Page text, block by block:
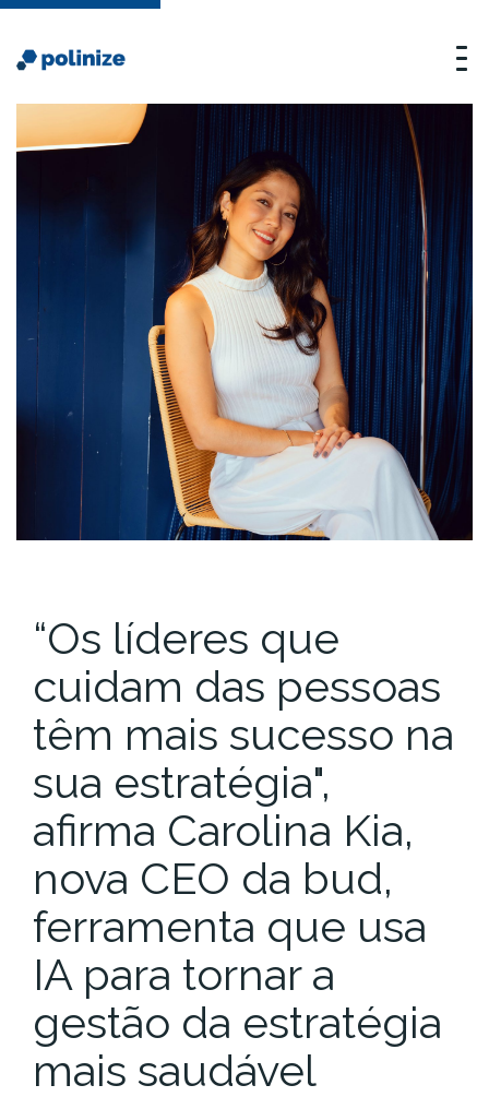
“Os líderes que
cuidam das pessoas
têm mais sucesso na
sua estratégia",
afirma Carolina Kia,
nova CEO da bud,
ferramenta que usa
IA para tornar a
gestão da estratégia
mais saudável